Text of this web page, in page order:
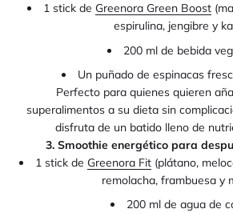
1 stick de Greenora Green Boost
espirulina, jengibre y
200 ml de bebida
Un puñado de espinacas
Perfecto para quienes quieren
superalimentos a su dieta sin
disfruta de un batido lleno de
3. Smoothie energético para
1 stick de Greenora Fit (plátano,
remolacha, frambuesa y
200 ml de agua de